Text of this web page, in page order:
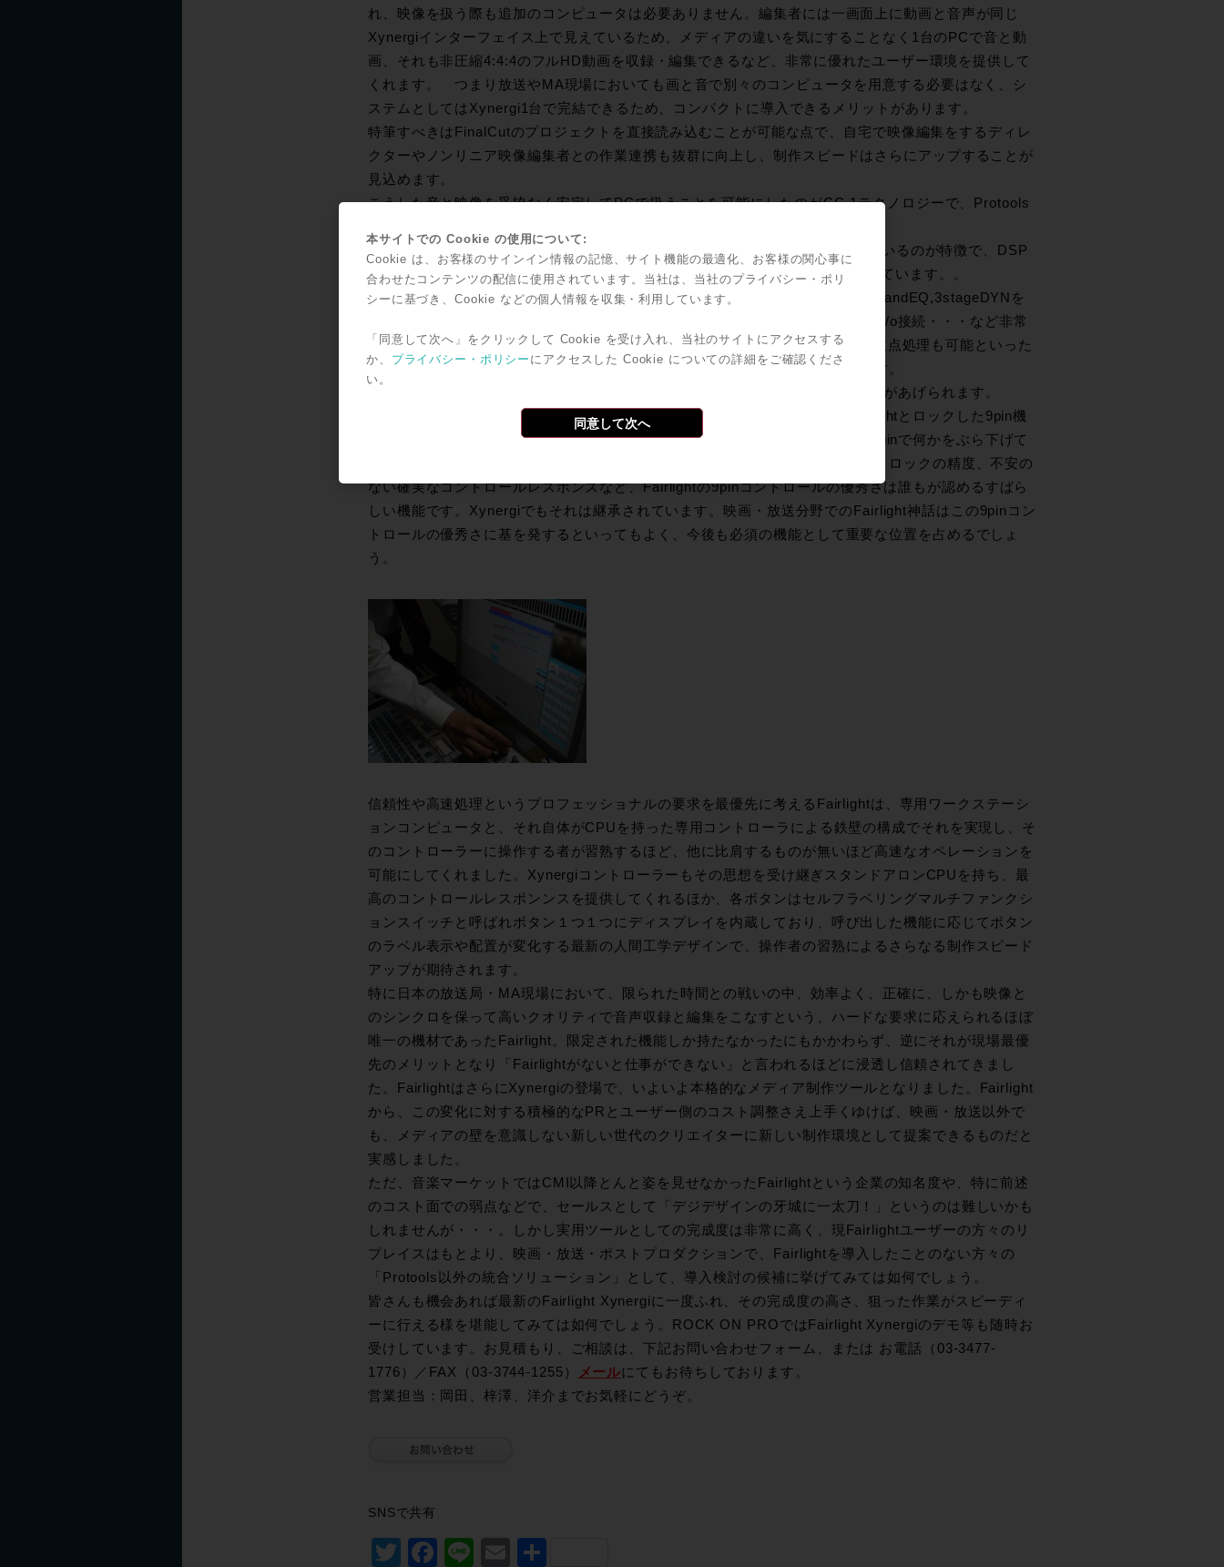
れ、映像を扱う際も追加のコンピュータは必要ありません。編集者には一画面上に動画と音声が同じ
Xynergiインターフェイス上で見えているため、メディアの違いを気にすることなく1台のPCで音と動
画、それも非圧縮4:4:4のフルHD動画を収録・編集できるなど、非常に優れたユーザー環境を提供して
くれます。 つまり放送やMA現場においても画と音で別々のコンピュータを用意する必要はなく、シ
ステムとしてはXynergi1台で完結できるため、コンパクトに導入できるメリットがあります。
特筆すべきはFinalCutのプロジェクトを直接読み込むことが可能な点で、自宅で映像編集をするディレ
クターやノンリニア映像編集者との作業連携も抜群に向上し、制作スピードはさらにアップすることが
見込めます。
こうした音と映像を妥協なく安定してPCで扱うことを可能にしたのがCC-1テクノロジーで、Protools
ただしDSPによる演算ではなく、FPGAというプログラム可能なLSIを利用しているのが特徴で、DSP
より柔軟なハードウェア設計が可能なこの技術のおかげでCC-1の性能が完成しています。。
CC-1カード１枚で230チャンネルオーディオ同時処理、その全チャンネルに８bandEQ,3stageDYNを
インサートしても大丈夫という圧倒的処理能力により、72bus、220の物理的なi/o接続・・・など非常
にハイパフォーマンスであるだけでなく、384KHzサンプリング／72bit浮動小数点処理も可能といった
点で音質的、将来的なハードウェアとしてもスペックに不安はないかと思います。
その他、Fairlightを導入するメリットの１つとして優れた9pinコントロール機能があげられます。
外部ビデオ機器などを同期して使う場合必須の9pinコントロールですが、Fairlightとロックした9pin機
器は、さもFairlightと一体になったかのように自由自在にコントロールでき、9pinで何かをぶら下げて
作業しているということを忘れるほどであり、停止＞再生＞ロックまでの速度、ロックの精度、不安の
ない確実なコントロールレスポンスなど、Fairlightの9pinコントロールの優秀さは誰もが認めるすばら
しい機能です。Xynergiでもそれは継承されています。映画・放送分野でのFairlight神話はこの9pinコン
トロールの優秀さに基を発するといってもよく、今後も必須の機能として重要な位置を占めるでしょ
う。
信頼性や高速処理というプロフェッショナルの要求を最優先に考えるFairlightは、専用ワークステーシ
ョンコンピュータと、それ自体がCPUを持った専用コントローラによる鉄壁の構成でそれを実現し、そ
のコントローラーに操作する者が習熟するほど、他に比肩するものが無いほど高速なオペレーションを
可能にしてくれました。Xynergiコントローラーもその思想を受け継ぎスタンドアロンCPUを持ち、最
高のコントロールレスポンンスを提供してくれるほか、各ボタンはセルフラベリングマルチファンクシ
ョンスイッチと呼ばれボタン１つ１つにディスプレイを内蔵しており、呼び出した機能に応じてボタン
のラベル表示や配置が変化する最新の人間工学デザインで、操作者の習熟によるさらなる制作スピード
アップが期待されます。
特に日本の放送局・MA現場において、限られた時間との戦いの中、効率よく、正確に、しかも映像と
のシンクロを保って高いクオリティで音声収録と編集をこなすという、ハードな要求に応えられるほぼ
唯一の機材であったFairlight。限定された機能しか持たなかったにもかかわらず、逆にそれが現場最優
先のメリットとなり「Fairlightがないと仕事ができない」と言われるほどに浸透し信頼されてきまし
た。FairlightはさらにXynergiの登場で、いよいよ本格的なメディア制作ツールとなりました。Fairlight
から、この変化に対する積極的なPRとユーザー側のコスト調整さえ上手くゆけば、映画・放送以外で
も、メディアの壁を意識しない新しい世代のクリエイターに新しい制作環境として提案できるものだと
実感しました。
ただ、音楽マーケットではCMI以降とんと姿を見せなかったFairlightという企業の知名度や、特に前述
のコスト面での弱点などで、セールスとして「デジデザインの牙城に一太刀！」というのは難しいかも
しれませんが・・・。しかし実用ツールとしての完成度は非常に高く、現Fairlightユーザーの方々のリ
プレイスはもとより、映画・放送・ポストプロダクションで、Fairlightを導入したことのない方々の
「Protools以外の統合ソリューション」として、導入検討の候補に挙げてみては如何でしょう。
皆さんも機会あれば最新のFairlight Xynergiに一度ふれ、その完成度の高さ、狙った作業がスピーディ
ーに行える様を堪能してみては如何でしょう。ROCK ON PROではFairlight Xynergiのデモ等も随時お
受けしています。お見積もり、ご相談は、下記お問い合わせフォーム、または お電話（03-3477-
1776）／FAX（03-3744-1255）
メールにてもお待ちしております。
営業担当：岡田、梓澤、洋介までお気軽にどうぞ。
SNSで共有
Twitter
Facebook
LineEmail
本サイトでの Cookie の使用について:
Cookie は、お客様のサインイン情報の記憶、サイト機能の最適化、お客様の関心事に
合わせたコンテンツの配信に使用されています。当社は、当社のプライバシー・ポリ
シーに基づき、Cookie などの個人情報を収集・利用しています。
「同意して次へ」をクリックして Cookie を受け入れ、当社のサイトにアクセスする
か、 プライバシー・ポリシー にアクセスした Cookie についての詳細をご確認くださ
い。
同意して次へ